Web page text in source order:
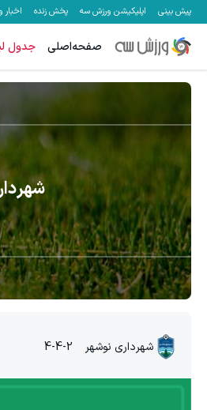
پیش بینی اپلیکیشن ورزش سه پخش زنده
صفحه‌اصلی جدول
شهرداری نوشهر 4-4-2